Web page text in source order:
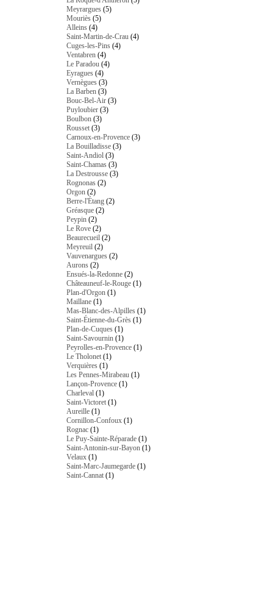
Meyrargues (5)
Mouriès (5)
Alleins (4)
Saint-Martin-de-Crau (4)
Cuges-les-Pins (4)
Ventabren (4)
Le Paradou (4)
Eyragues (4)
Vernègues (3)
La Barben (3)
Bouc-Bel-Air (3)
Puyloubier (3)
Boulbon (3)
Rousset (3)
Carnoux-en-Provence (3)
La Bouilladisse (3)
Saint-Andiol (3)
Saint-Chamas (3)
La Destrousse (3)
Rognonas (2)
Orgon (2)
Berre-l'Étang (2)
Gréasque (2)
Peypin (2)
Le Rove (2)
Beaurecueil (2)
Meyreuil (2)
Vauvenargues (2)
Aurons (2)
Ensués-la-Redonne (2)
Châteauneuf-le-Rouge (1)
Plan-d'Orgon (1)
Maillane (1)
Mas-Blanc-des-Alpilles (1)
Saint-Étienne-du-Grès (1)
Plan-de-Cuques (1)
Saint-Savournin (1)
Peyrolles-en-Provence (1)
Le Tholonet (1)
Verquières (1)
Les Pennes-Mirabeau (1)
Lançon-Provence (1)
Charleval (1)
Saint-Victoret (1)
Aureille (1)
Cornillon-Confoux (1)
Rognac (1)
Le Puy-Sainte-Réparade (1)
Saint-Antonin-sur-Bayon (1)
Velaux (1)
Saint-Marc-Jaumegarde (1)
Saint-Cannat (1)